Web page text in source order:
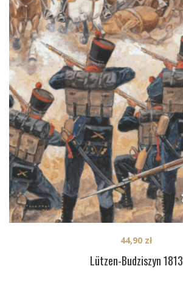
Lützen-Budziszyn 1813
44,90 zł